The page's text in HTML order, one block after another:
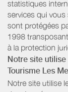
statistiques
services qui
sont protégées
1998
à la protection
Notre site
Tourisme Les
Notre site utilise